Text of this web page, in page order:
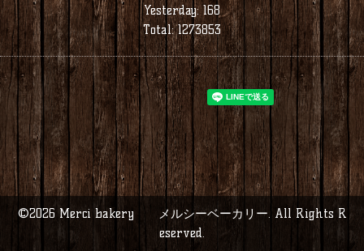
Yesterday:168
Total:1273853
©2026 Merci bakery メルシーベーカリー. All Rights R
eserved.